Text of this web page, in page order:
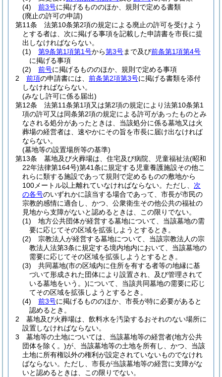
(4)
前3号に掲げるもののほか、規則で定める書類
(廃止の許可の申請)
第11条
法第10条第2項の規定による廃止の許可を受けよう
とする者は、次に掲げる事項を記載した申請書を市長に提
出しなければならない。
(1)
第9条第1項第1号から第3号まで及び前条第1項第4号
に掲げる事項
(2)
前号に掲げるもののほか、規則で定める事項
2
前項の申請書には、 前条第2項第3号に掲げる書類を添付
しなければならない。
(みなし許可に係る届出)
第12条
法第11条第1項又は第2項の規定により法第10条第1
項の許可又は同条第2項の規定による許可があったものとみ
なされる処分があったときは、当該処分に係る墓地又は火
葬場の経営者は、速やかにその旨を市長に届け出なければ
ならない。
(墓地等の設置場所等の基準)
第13条
墓地及び火葬場は、住宅及び病院、児童福祉法(昭和
22年法律第164号)第41条に規定する児童養護施設その他こ
れらに類する施設であって規則で定めるものの敷地から
100メートル以上離れていなければならない。 ただし、 次
の各号のいずれかに該当する場合であって、市長が市民の
宗教的感情に適合し、かつ、公衆衛生その他公共の福祉の
見地から支障がないと認めるときは、この限りでない。
(1)
地方公共団体が経営する墓地について、当該墓地の需
要に応じてその区域を拡張しようとするとき。
(2)
宗教法人が経営する墓地について、当該宗教法人の宗
教法人法第3条に規定する境内地内において、当該墓地の
需要に応じてその区域を拡張しようとするとき。
(3)
共同墓地(市の区域内に住所を有する者等の地縁に基
づいて形成された団体により設置され、及び管理されて
いる墓地をいう。)について、当該共同墓地の需要に応じ
てその区域を拡張しようとするとき。
(4)
前3号に掲げるもののほか、市長が特に必要があると
認めるとき。
2
墓地及び火葬場は、飲料水を汚染するおそれのない場所に
設置しなければならない。
3
墓地等の土地については、当該墓地等の経営者(地方公共
団体を除く。)が、当該墓地等の土地を所有し、かつ、当該
土地に所有権以外の権利が設定されていないものでなけれ
ばならない。 ただし、市長が当該墓地等の経営に支障がな
いと認めるときは、この限りでない。